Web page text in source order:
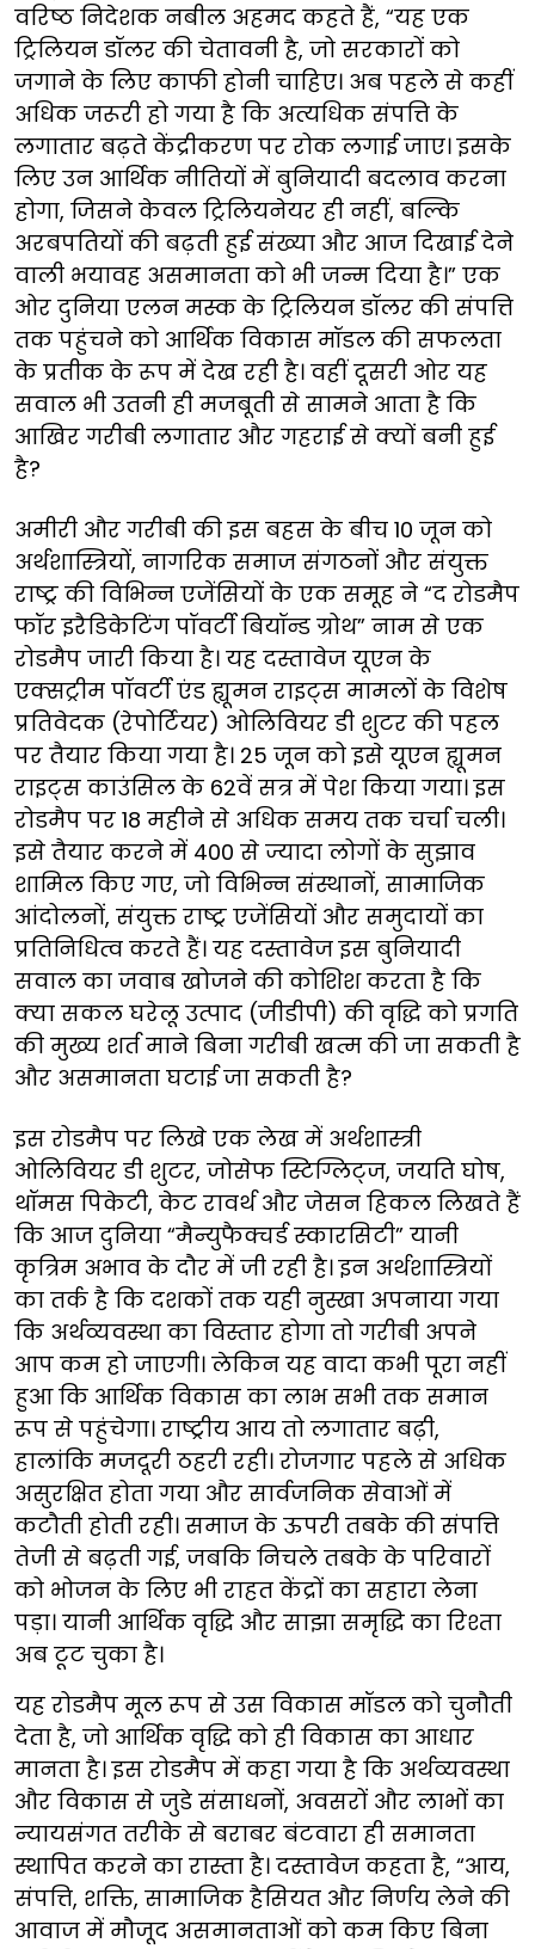
वरिष्ठ निदेशक नबील अहमद कहते हैं, “यह एक
ट्रिलियन डॉलर की चेतावनी है, जो सरकारों को
जगाने के लिए काफी होनी चाहिए। अब पहले से कहीं
अधिक जरूरी हो गया है कि अत्यधिक संपत्ति के
लगातार बढ़ते केंद्रीकरण पर रोक लगाई जाए। इसके
लिए उन आर्थिक नीतियों में बुनियादी बदलाव करना
होगा, जिसने केवल ट्रिलियनेयर ही नहीं, बल्कि
अरबपतियों की बढ़ती हुई संख्या और आज दिखाई देने
वाली भयावह असमानता को भी जन्म दिया है।” एक
ओर दुनिया एलन मस्क के ट्रिलियन डॉलर की संपत्ति
तक पहुंचने को आर्थिक विकास मॉडल की सफलता
के प्रतीक के रूप में देख रही है। वहीं दूसरी ओर यह
सवाल भी उतनी ही मजबूती से सामने आता है कि
आखिर गरीबी लगातार और गहराई से क्यों बनी हुई
है?
अमीरी और गरीबी की इस बहस के बीच 10 जून को
अर्थशास्त्रियों, नागरिक समाज संगठनों और संयुक्त
राष्ट्र की विभिन्न एजेंसियों के एक समूह ने “द रोडमैप
फॉर इरैडिकेटिंग पॉवर्टी बियॉन्ड ग्रोथ” नाम से एक
रोडमैप जारी किया है। यह दस्तावेज यूएन के
एक्सट्रीम पॉवर्टी एंड ह्यूमन राइट्स मामलों के विशेष
प्रतिवेदक (रेपोर्टियर) ओलिवियर डी शुटर की पहल
पर तैयार किया गया है। 25 जून को इसे यूएन ह्यूमन
राइट्स काउंसिल के 62वें सत्र में पेश किया गया। इस
रोडमैप पर 18 महीने से अधिक समय तक चर्चा चली।
इसे तैयार करने में 400 से ज्यादा लोगों के सुझाव
शामिल किए गए, जो विभिन्न संस्थानों, सामाजिक
आंदोलनों, संयुक्त राष्ट्र एजेंसियों और समुदायों का
प्रतिनिधित्व करते हैं। यह दस्तावेज इस बुनियादी
सवाल का जवाब खोजने की कोशिश करता है कि
क्या सकल घरेलू उत्पाद (जीडीपी) की वृद्धि को प्रगति
की मुख्य शर्त माने बिना गरीबी खत्म की जा सकती है
और असमानता घटाई जा सकती है?
इस रोडमैप पर लिखे एक लेख में अर्थशास्त्री
ओलिवियर डी शुटर, जोसेफ स्टिग्लिट्ज, जयति घोष,
थॉमस पिकेटी, केट रावर्थ और जेसन हिकल लिखते हैं
कि आज दुनिया “मैन्युफैक्चर्ड स्कारसिटी” यानी
कृत्रिम अभाव के दौर में जी रही है। इन अर्थशास्त्रियों
का तर्क है कि दशकों तक यही नुस्खा अपनाया गया
कि अर्थव्यवस्था का विस्तार होगा तो गरीबी अपने
आप कम हो जाएगी। लेकिन यह वादा कभी पूरा नहीं
हुआ कि आर्थिक विकास का लाभ सभी तक समान
रूप से पहुंचेगा। राष्ट्रीय आय तो लगातार बढ़ी,
हालांकि मजदूरी ठहरी रही। रोजगार पहले से अधिक
असुरक्षित होता गया और सार्वजनिक सेवाओं में
कटौती होती रही। समाज के ऊपरी तबके की संपत्ति
तेजी से बढ़ती गई, जबकि निचले तबके के परिवारों
को भोजन के लिए भी राहत केंद्रों का सहारा लेना
पड़ा। यानी आर्थिक वृद्धि और साझा समृद्धि का रिश्ता
अब टूट चुका है।
यह रोडमैप मूल रूप से उस विकास मॉडल को चुनौती
देता है, जो आर्थिक वृद्धि को ही विकास का आधार
मानता है। इस रोडमैप में कहा गया है कि अर्थव्यवस्था
और विकास से जुडे संसाधनों, अवसरों और लाभों का
न्यायसंगत तरीके से बराबर बंटवारा ही समानता
स्थापित करने का रास्ता है। दस्तावेज कहता है, “आय,
संपत्ति, शक्ति, सामाजिक हैसियत और निर्णय लेने की
आवाज में मौजूद असमानताओं को कम किए बिना